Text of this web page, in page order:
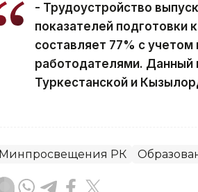
- Трудоустройство
показателей подготовки
составляет 77% с
работодателями. Данный
Туркестанской и
Минпросвещения РК